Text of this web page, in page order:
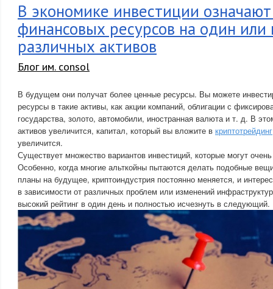
В экономике инвестиции
финансовых ресурсов на один или
различных активов
Блог им. consol
В будущем они получат более ценные ресурсы. Вы можете
ресурсы в такие активы, как акции компаний, облигации с
государства, золото, автомобили, иностранная валюта и т. д. В
активов увеличится, капитал, который вы вложите в криптотрейдинг
увеличится.
Существует множество вариантов инвестиций, которые могут
Особенно, когда многие альткойны пытаются делать подобные
планы на будущее, криптоиндустрия постоянно меняется, и
в зависимости от различных проблем или изменений
высокий рейтинг в один день и полностью исчезнуть в следующий.